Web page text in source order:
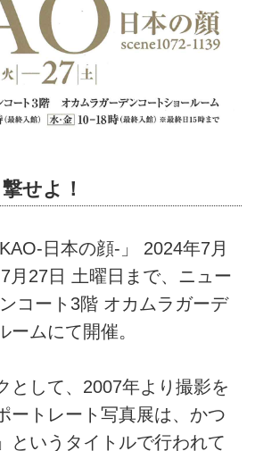
せよ！
日本の顔-」 2024年7月
月27日 土曜日まで、ニュー
コート3階 オカムラガーデ
ームにて開催。
として、2007年より撮影を
ートレート写真展は、かつ
というタイトルで行われて